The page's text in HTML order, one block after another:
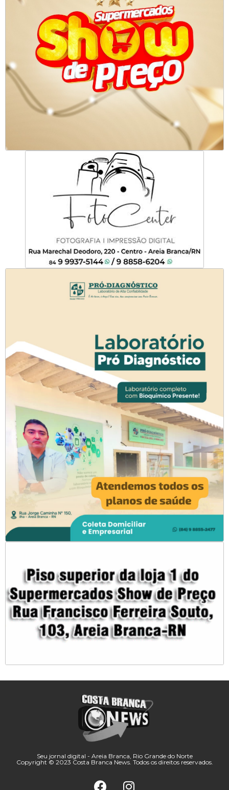
Seu jornal digital - Areia Branca, Rio Grande do Norte
Copyright © 2023 Costa Branca News. Todos os direitos reservados.